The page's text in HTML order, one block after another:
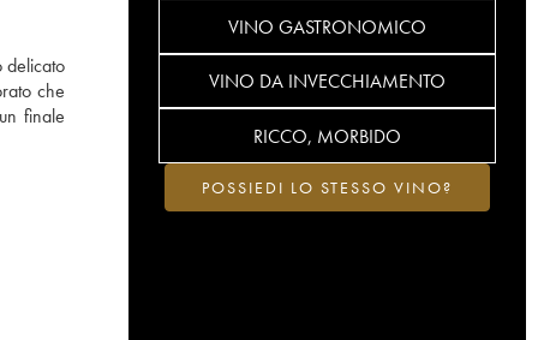
delicato
che
finale
VINO GASTRONOMICO
VINO DA INVECCHIAMENTO
RICCO, MORBIDO
POSSIEDI LO STESSO VINO?